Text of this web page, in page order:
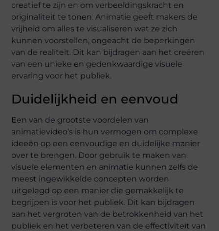
creatief te zijn en om verbeeldingskracht en
originaliteit te tonen. Animatie geeft makers de
vrijheid om alles te visualiseren wat ze zich
kunnen voorstellen, ongeacht de beperkingen
van de realiteit. Dit kan bijdragen aan het creëren
van een unieke en gedenkwaardige visuele
ervaring voor het publiek.
Duidelijkheid en eenvoud
Een van de grootste voordelen van
animatievideo’s is hun vermogen om complexe
ideeën op een eenvoudige en duidelijke manier
over te brengen. Door gebruik te maken van
visuele elementen en animatie kunnen zelfs de
meest ingewikkelde concepten worden
uitgelegd op een manier die gemakkelijk te
begrijpen is voor het publiek. Dit kan bijdragen
aan het vergroten van de betrokkenheid van het
publiek en het verbeteren van de effectiviteit van